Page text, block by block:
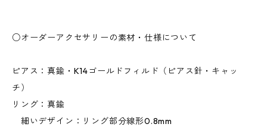
○オーダーアクセサリーの素材・仕様について
ピアス：真鍮・K14ゴールドフィルド（ピアス針・キャッ
チ）
リング：真鍮
細いデザイン：リング部分線形0.8mm